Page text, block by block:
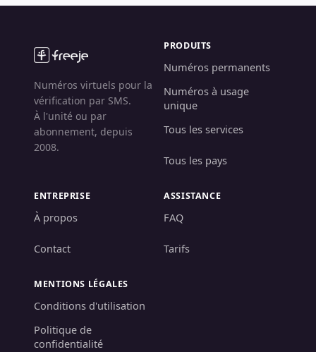
Numéros virtuels pour la
vérification par SMS.
À l'unité ou par
abonnement, depuis
2008.
PRODUITS
Numéros permanents
Numéros à usage
unique
Tous les services
Tous les pays
ENTREPRISE
À propos
Contact
ASSISTANCE
FAQ
Tarifs
MENTIONS LÉGALES
Conditions d'utilisation
Politique de
confidentialité